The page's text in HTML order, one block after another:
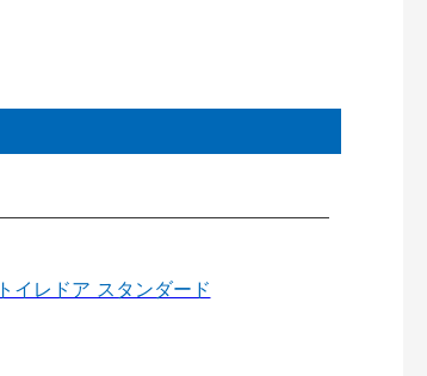
トイレドア スタンダード